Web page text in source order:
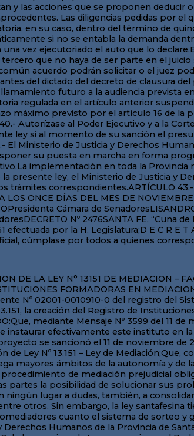
de causas en el sistema judicial sino que, muy especialmente, brindará a las partes la posibilidad de solucionar sus problemas interpersonales de manera autogestionada, en forma rápida, eficaz, económica y satisfactoria a sus intereses, aportando sin ningún lugar a dudas, también, a consolidar la paz social;Que, la Ley Nº 13.151 tiene como antecedentes a la Ley Nacional Nº 24.573 y distintas leyes provinciales de mediación, entre otros. Sin embargo, la ley santafesina tiene características particulares que la distinguen de sus antecesoras. Así, cabe destacar que tanto el Registro de Mediadores y Comediadores cuanto el sistema de sorteo y gerenciamiento del sistema se encuentran en la órbita del Poder Ejecutivo Provincial, específicamente en el Ministerio de Justicia y Derechos Humanos de la Provincia de Santa Fe. El resto de las legislaciones -nacional y provincial- ubican la mediación en el ámbito del Poder Judicial;Que, en el artículo 42 de la mencionada Ley se prevé que el Poder Ejecutivo la reglamente en un plazo determinado a fin de posibilitar la implementación del sistema previsto en toda la provincia, de manera progresiva y en un plazo máximo de 3 años;Que, en ese marco se propone la presente reglamentación, que puede ser considerada por bloques temáticos ajustados a la sistemática de la Ley con las siguientes características:Declaración de Interés Público Provincial:El artículo 1º de la Ley Nº 13.151 declara de interés público provincial la utilización, promoción, difusión y desarrollo de métodos no adversariales y desjudicializados de resolución de conflictos, no obstante que el desarrollo de la ley luego se circunscribe a la mediación prejudicial.Esta declaración resulta relevante como orientación y preeminencia de políticas públicas, así como criterio interpretativo de toda la red de normas regulatorias de la mediación.Con la finalidad de hacer efectiva esta declaración, se señala a la Dirección Provincial de Desjudicialización de la Solución de Conflictos Interpersonales como órgano a través del cual el Ministerio de Justicia y Derechos Humanos propiciará todo tipo de métodos no adversariales y desjudicializados para la solución de conflictos interpersonales.El párrafo final del artículo 2 de la reglamentación debe entenderse en esta misma dirección en cuanto plantea como objetivo jerarquizar la mediación como política pública, facultando a los jueces a ponderar negativamente las conductas obstructivas,